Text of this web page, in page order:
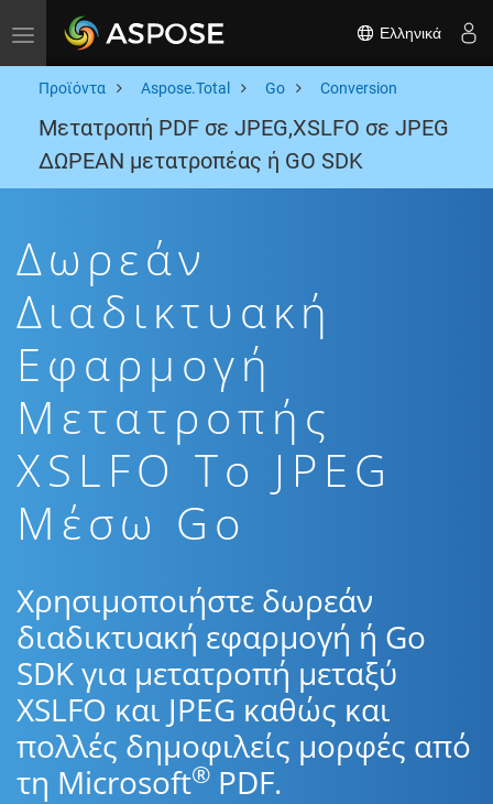
Toggle navigation Ελληνικά
Προϊόντα Aspose.Total Go Conversion
Μετατροπή PDF σε JPEG,XSLFO σε JPEG
ΔΩΡΕΑΝ μετατροπέας ή GO SDK
Δωρεάν
Διαδικτυακή
Εφαρμογή
Μετατροπής
XSLFO To JPEG
Μέσω Go
Χρησιμοποιήστε δωρεάν
διαδικτυακή εφαρμογή ή Go
SDK για μετατροπή μεταξύ
XSLFO και JPEG καθώς και
πολλές δημοφιλείς μορφές από
τη Microsoft® PDF.